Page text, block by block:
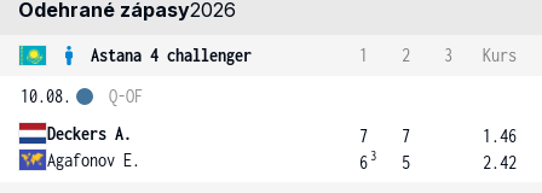
Odehrané zápasy2026
Astana 4 challenger 1 2 3
Kurs
10.08.
Deckers A.
Agafonov E.
Q-OF
7
6 3
7
5
1.46
2.42